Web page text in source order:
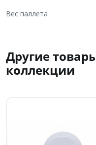
Вес паллета
Другие
коллекции